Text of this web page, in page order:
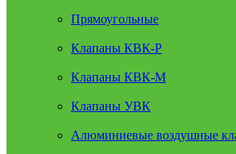
Прямоугольные
Клапаны КВК-Р
Клапаны КВК-М
Клапаны УВК
Алюминиевые воздушные